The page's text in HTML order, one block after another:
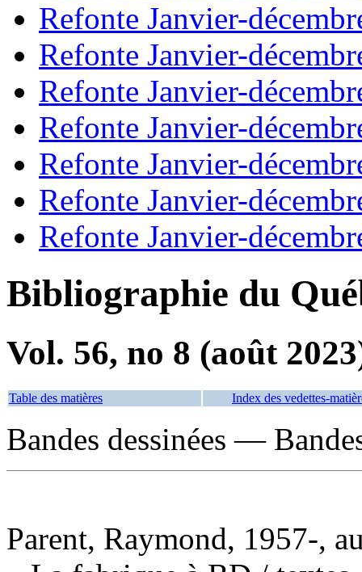
Refonte Janvier-
Refonte Janvier-
Refonte Janvier-
Refonte Janvier-
Refonte Janvier-
Refonte Janvier-
Refonte Janvier-
Bibliographie du
Vol. 56, no 8 (août
Table des matières Index des vedettes-
Bandes dessinées —
Parent, Raymond, 1957-,